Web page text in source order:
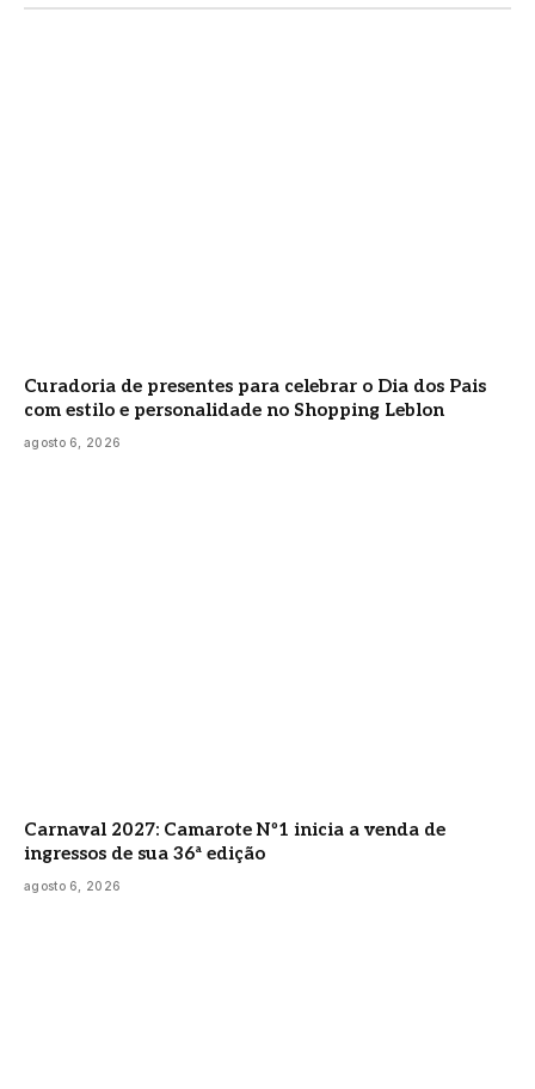
Curadoria de presentes para celebrar o Dia dos Pais
com estilo e personalidade no Shopping Leblon
agosto 6, 2026
Carnaval 2027: Camarote Nº1 inicia a venda de
ingressos de sua 36ª edição
agosto 6, 2026